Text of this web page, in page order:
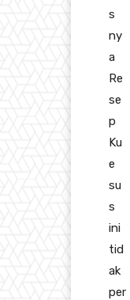
s
ny
a
Re
se
p
Ku
e
su
s
ini
tid
ak
per